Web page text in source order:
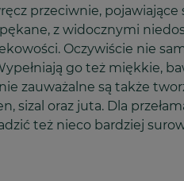
przeciwnie,
z widocznymi
Oczywiście nie
go też miękkie,
zauważalne są także
sizal oraz juta. Dla
też nieco bardziej